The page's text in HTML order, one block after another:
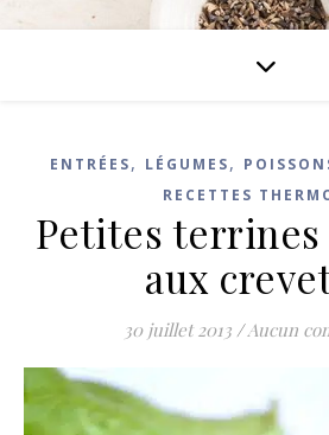
ENTRÉES, LÉGUMES,
RECETTES
Petites terrines
aux
30 juillet 2013 /Aucun